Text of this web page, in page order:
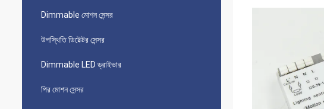
Dimmable মোশন সেন্সর
উপস্থিতি ডিটেক্টর সেন্সর
Dimmable LED ড্রাইভার
পির মোশন সেন্সর